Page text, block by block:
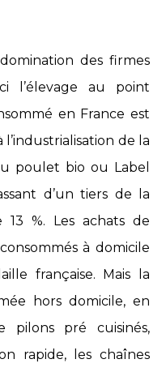
des firmes
l’élevage au point
en France est
de la
poulet bio ou Label
d’un tiers de la
13 %. Les achats de
à domicile
française. Mais la
hors domicile, en
pilons pré cuisinés,
rapide, les chaînes